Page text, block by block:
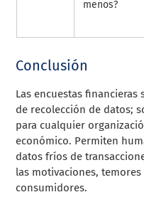
menos?
Conclusión
Las encuestas
de recolección de datos;
para cualquier
económico. Permiten
datos fríos de
las motivaciones,
consumidores.